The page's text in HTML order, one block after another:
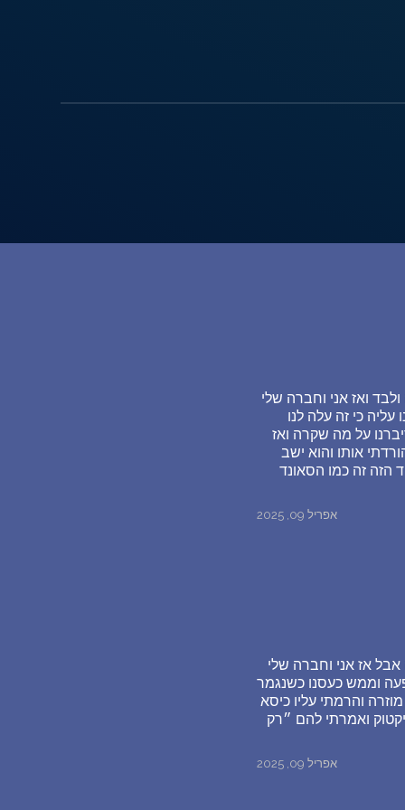
ואז אני וחברה שלי
כי זה עלה לנו
על מה שקרה ואז
אותו והוא ישב
הזה זה כמו הסאונד
אפריל 09, 2025
אז אני וחברה שלי
וממש כעסנו כשנגמר
והרמתי עליו כיסא
ואמרתי להם ״רק
אפריל 09, 2025